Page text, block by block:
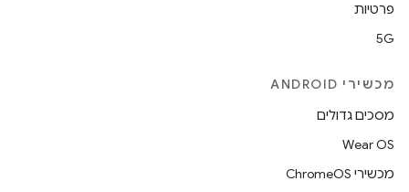
פרטיות
5G
מכשירי ANDROID
מסכים גדולים
Wear OS
מכשירי ChromeOS